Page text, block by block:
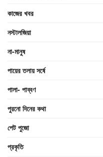
কাজের খবর
নস্টালজিয়া
না-মানুষ
পায়ের তলায় সর্ষে
পালা- পাব্বণ
পুরনো দিনের কথা
পেট পুজো
প্রকৃতি